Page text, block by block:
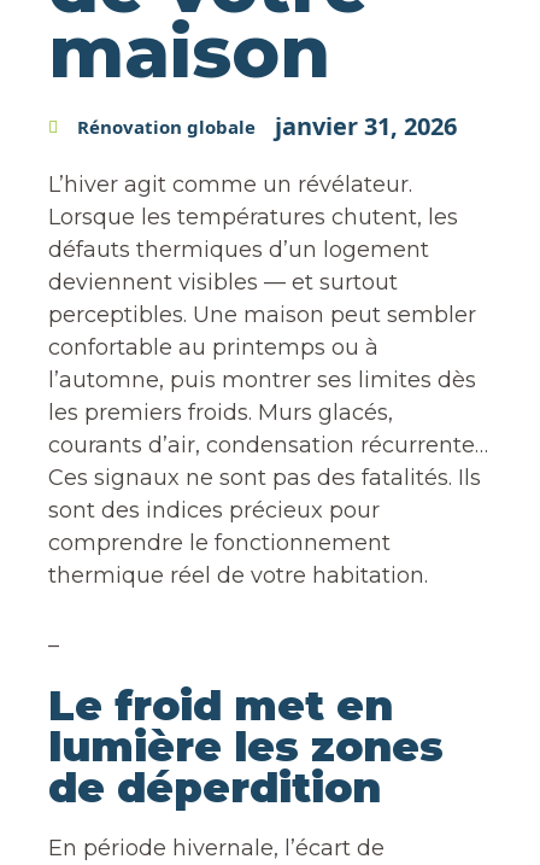
maison
Rénovation globale janvier 31, 2026
L’hiver agit comme un révélateur.
Lorsque les températures chutent, les
défauts thermiques d’un logement
deviennent visibles — et surtout
perceptibles. Une maison peut sembler
confortable au printemps ou à
l’automne, puis montrer ses limites dès
les premiers froids. Murs glacés,
courants d’air, condensation récurrente…
Ces signaux ne sont pas des fatalités. Ils
sont des indices précieux pour
comprendre le fonctionnement
thermique réel de votre habitation.
Le froid met en
lumière les zones
de déperdition
En période hivernale, l’écart de